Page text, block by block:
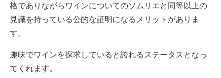
格でありながらワインについてのソムリエと同等以上の
見識を持っている公的な証明になるメリットがありま
す。
趣味でワインを探求していると誇れるステータスとなっ
てくれます。